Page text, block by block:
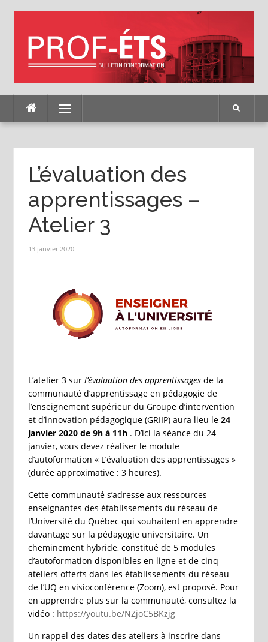
Menu
L’évaluation des
apprentissages –
Atelier 3
13 janvier 2020
L’atelier 3 sur l’évaluation des apprentissagesde la
communauté d’apprentissage en pédagogie de
l’enseignement supérieur du Groupe d’intervention
et d’innovation pédagogique (GRIIP) aura lieu le 24
janvier 2020 de 9h à 11h. D’ici la séance du 24
janvier, vous devez réaliser le module
d’autoformation « L’évaluation des apprentissages »
(durée approximative : 3 heures).
Cette communauté s’adresse aux ressources
enseignantes des établissements du réseau de
l’Université du Québec qui souhaitent en apprendre
davantage sur la pédagogie universitaire. Un
cheminement hybride, constitué de 5 modules
d’autoformation disponibles en ligne et de cinq
ateliers offerts dans les établissements du réseau
de l’UQ en visioconférence (Zoom), est proposé. Pour
en apprendre plus sur la communauté, consultez la
vidéo : https://youtu.be/NZjoC5BKzjg
Un rappel des dates des ateliers à inscrire dans